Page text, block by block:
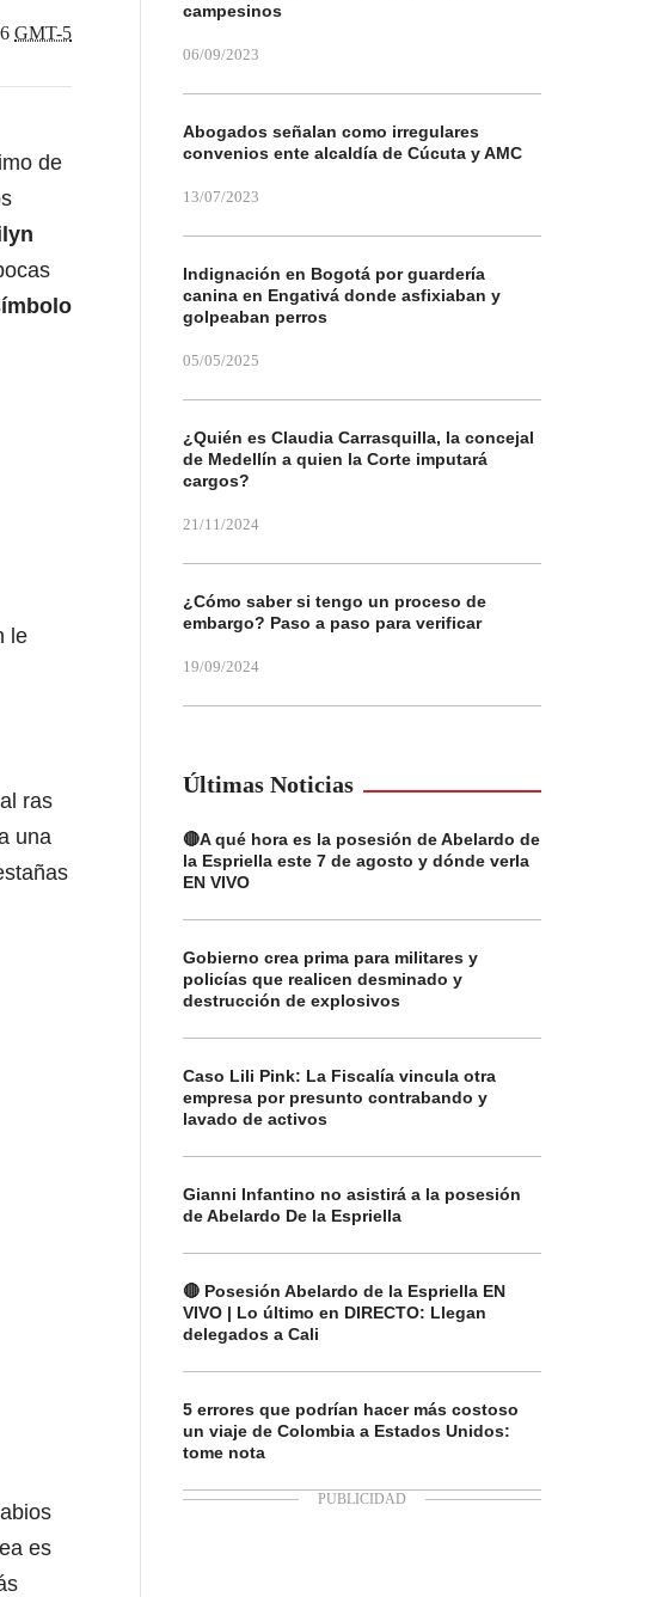
GMT-5
de
le
ras
una
es
campesinos
06/09/2023
Abogados señalan como irregulares
convenios ente alcaldía de Cúcuta y AMC
13/07/2023
Indignación en Bogotá por guardería
canina en Engativá donde asfixiaban y
golpeaban perros
05/05/2025
¿Quién es Claudia Carrasquilla, la concejal
de Medellín a quien la Corte imputará
cargos?
21/11/2024
¿Cómo saber si tengo un proceso de
embargo? Paso a paso para verificar
19/09/2024
Últimas Noticias
🔴A qué hora es la posesión de Abelardo de
la Espriella este 7 de agosto y dónde verla
EN VIVO
Gobierno crea prima para militares y
policías que realicen desminado y
destrucción de explosivos
Caso Lili Pink: La Fiscalía vincula otra
empresa por presunto contrabando y
lavado de activos
Gianni Infantino no asistirá a la posesión
de Abelardo De la Espriella
🔴 Posesión Abelardo de la Espriella EN
VIVO | Lo último en DIRECTO: Llegan
delegados a Cali
5 errores que podrían hacer más costoso
un viaje de Colombia a Estados Unidos:
tome nota